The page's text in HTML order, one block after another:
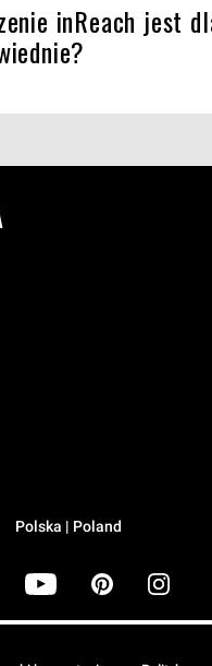
inReach jest
Polska | Poland